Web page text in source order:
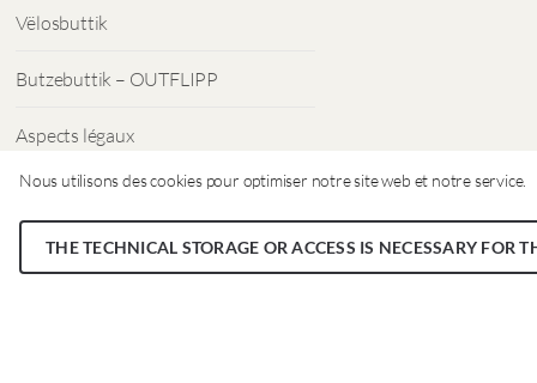
Nous utilisons des cookies pour optimiser notre site web et notre service.
THE TECHNICAL STORAGE OR ACCESS IS NECESSARY FOR
Vëlosbuttik
Butzebuttik – OUTFLIPP
Aspects légaux
Protection des données